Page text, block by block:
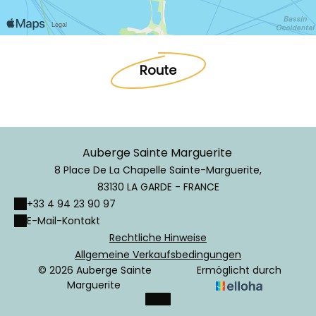
Route
Auberge Sainte Marguerite
8 Place De La Chapelle Sainte-Marguerite,
83130 LA GARDE - FRANCE
+33 4 94 23 90 97
E-Mail-Kontakt
Rechtliche Hinweise
Allgemeine Verkaufsbedingungen
© 2026 Auberge Sainte
Marguerite
Ermöglicht durch